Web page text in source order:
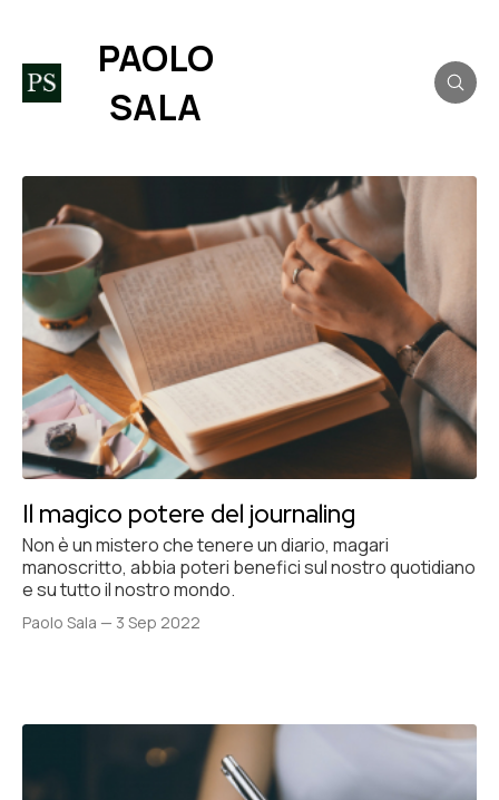
PAOLO
SALA
Il magico potere del journaling
Non è un mistero che tenere un diario, magari
manoscritto, abbia poteri benefici sul nostro quotidiano
e su tutto il nostro mondo.
Paolo Sala — 3 Sep 2022